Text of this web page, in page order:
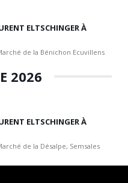
ELTSCHINGER À
de la Bénichon Ecuvillens
2026
ELTSCHINGER À
de la Désalpe, Semsales